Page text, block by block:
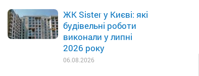
ЖК Sister у Києві: які
будівельні роботи
виконали у липні
2026 року
06.08.2026